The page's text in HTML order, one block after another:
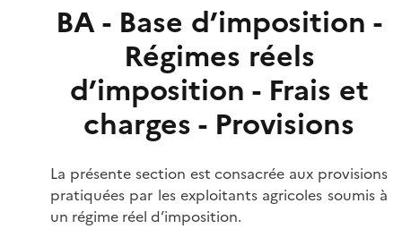
BA - Base d’imposition -
Régimes réels
d’imposition - Frais et
charges - Provisions
La présente section est consacrée aux provisions
pratiquées par les exploitants agricoles soumis à
un régime réel d’imposition.